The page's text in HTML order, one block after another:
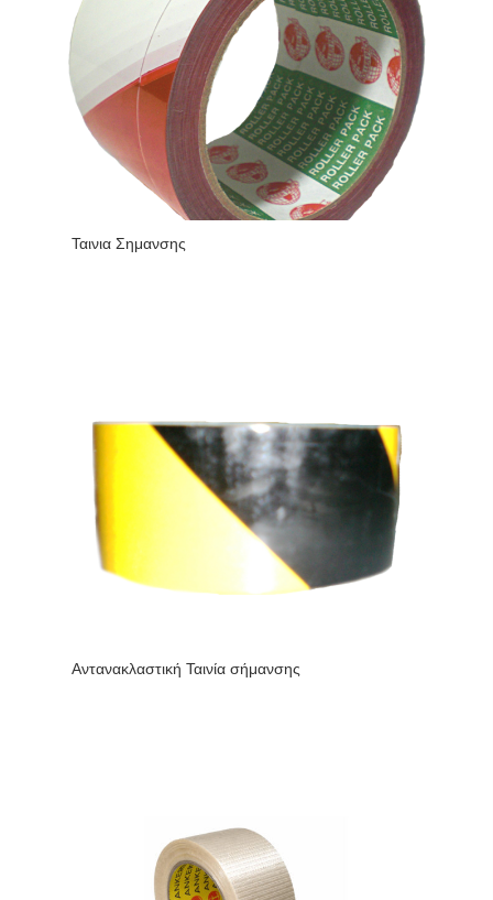
Ταινια Σημανσης
Αντανακλαστική Ταινία σήμανσης